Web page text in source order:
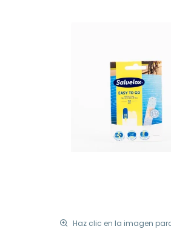
Haz clic en la imagen